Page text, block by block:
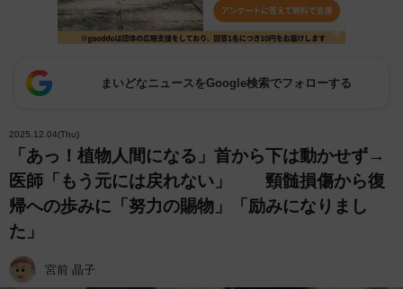
まいどなニュースをGoogle検索でフォローする
2025.12.04(Thu)
「あっ！植物人間になる」首から下は動かせず→
医師「もう元には戻れない」 頸髄損傷から復
帰への歩みに「努力の賜物」「励みになりまし
た」
宮前 晶子